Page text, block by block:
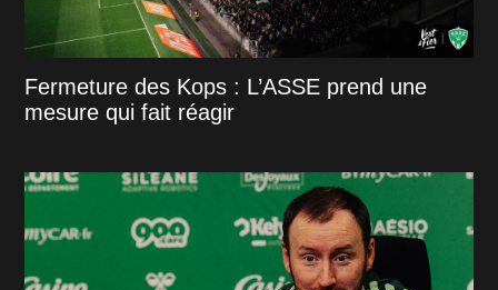
Fermeture des Kops : L’ASSE prend une
mesure qui fait réagir